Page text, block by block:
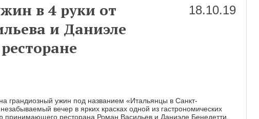
в 4 руки от
и Даниэле
18.10.19
грандиозный ужин под названием «Итальянцы в Санкт-
вечер в ярких красках одной из гастрономических
ресторана Роман Васильев и Даниэле Бенедетти,